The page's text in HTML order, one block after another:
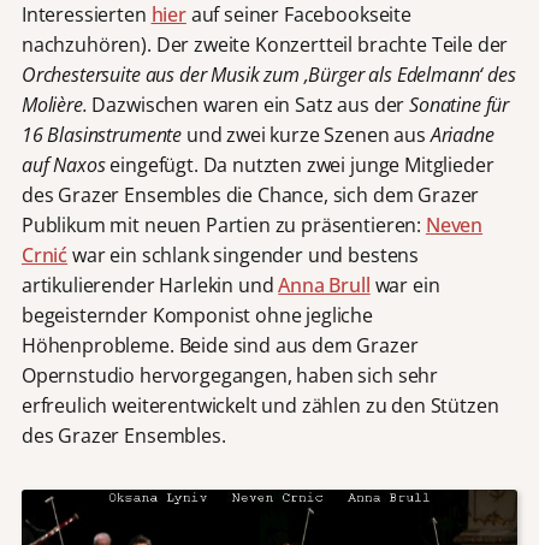
Interessierten hierauf seiner Facebookseite
nachzuhören). Der zweite Konzertteil brachte Teile der
Orchestersuite aus der Musik zum ‚Bürger als Edelmann‘ des
Molière. Dazwischen waren ein Satz aus derSonatine für
16 Blasinstrumente und zwei kurze Szenen ausAriadne
auf Naxoseingefügt. Da nutzten zwei junge Mitglieder
des Grazer Ensembles die Chance, sich dem Grazer
Publikum mit neuen Partien zu präsentieren: Neven
Crnić war ein schlank singender und bestens
artikulierender Harlekin undAnna Brull war ein
begeisternder Komponist ohne jegliche
Höhenprobleme. Beide sind aus dem Grazer
Opernstudio hervorgegangen, haben sich sehr
erfreulich weiterentwickelt und zählen zu den Stützen
des Grazer Ensembles.